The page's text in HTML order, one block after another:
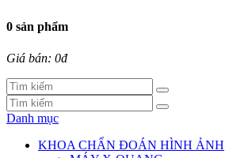
0 sản phẩm
Giá bán: 0đ
Danh mục
KHOA CHẨN ĐOÁN HÌNH ẢNH